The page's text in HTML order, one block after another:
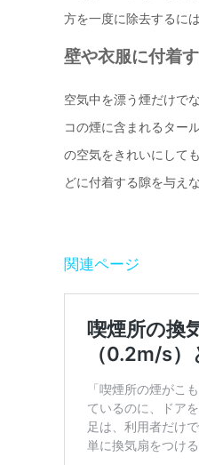
方を一度に除去するに
壁や衣服に付着
空気中を漂う煙だけで
コの煙に含まれるター
の空気をきれいにして
どに付着する隙を与え
関連ページ